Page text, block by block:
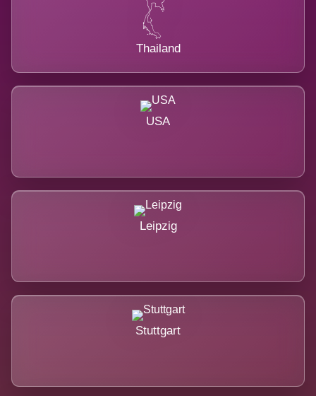
Thailand
USA
Leipzig
Stuttgart